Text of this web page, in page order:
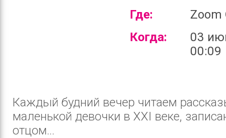
Где:
Zoom
Когда:
03
00:09
Каждый будний вечер читаем
маленькой девочки в XXI веке,
отцом...